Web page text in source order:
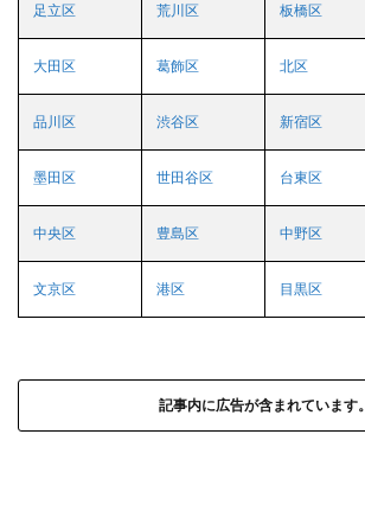
足立区 荒川区 板橋区
大田区 葛飾区 北区
品川区 渋谷区 新宿区
墨田区 世田谷区 台東区
中央区 豊島区 中野区
文京区 港区 目黒区
記事内に広告が含まれています。